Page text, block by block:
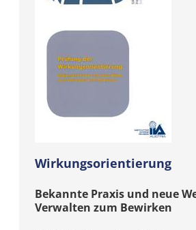
Wirkungsorientierung
Bekannte Praxis und neue
Verwalten zum Bewirken